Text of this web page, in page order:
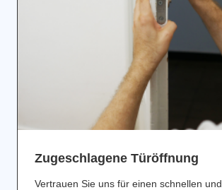
Zugeschlagene Türöffnung
Vertrauen Sie uns für einen schnellen und